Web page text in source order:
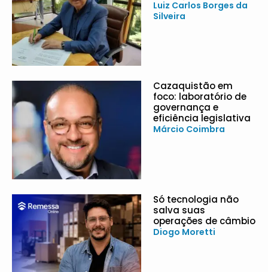
Luiz Carlos Borges da
Silveira
Cazaquistão em
foco: laboratório de
governança e
eficiência legislativa
Márcio Coimbra
Só tecnologia não
salva suas
operações de câmbio
Diogo Moretti